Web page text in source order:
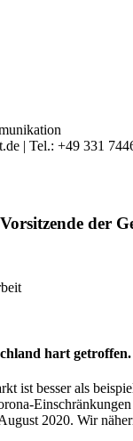
| Tel.: +49 331
der
hart
ist besser als
2020. Wir